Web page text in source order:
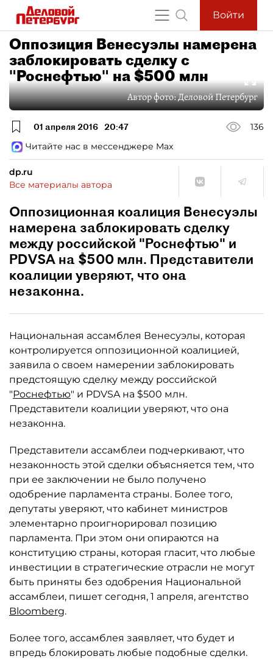
Войти
Оппозиция Венесуэлы намерена
заблокировать сделку с
"Роснефтью" на $500 млн
Автор фото:Деловой Петербург
01 апреля 2016 20:47
136
Читайте нас в мессенджере Max
dp.ru
Все материалы автора
Оппозиционная коалиция Венесуэлы
намерена заблокировать сделку
между российской "Роснефтью" и
PDVSA на $500 млн. Представители
коалиции уверяют, что она
незаконна.
Национальная ассамблея Венесуэлы, которая
контролируется оппозиционной коалицией,
заявила о своем намерении заблокировать
предстоящую сделку между российской
"Роснефтью" и PDVSA на $500 млн.
Представители коалиции уверяют, что она
незаконна.
Представители ассамблеи подчеркивают, что
незаконность этой сделки объясняется тем, что
при ее заключении не было получено
одобрение парламента страны. Более того,
депутаты уверяют, что кабинет министров
элементарно проигнорировал позицию
парламента. При этом они опираются на
конституцию страны, которая гласит, что любые
инвестиции в стратегические отрасли не могут
быть приняты без одобрения Национальной
ассамблеи, пишет сегодня, 1 апреля, агентство
Bloomberg.
Более того, ассамблея заявляет, что будет и
впредь блокировать любые подобные сделки.